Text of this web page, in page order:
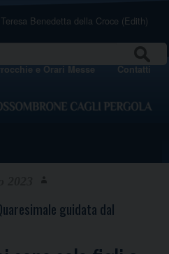
Benedetta della Croce (Edith)
e Orari Messe Contatti
guidata dal